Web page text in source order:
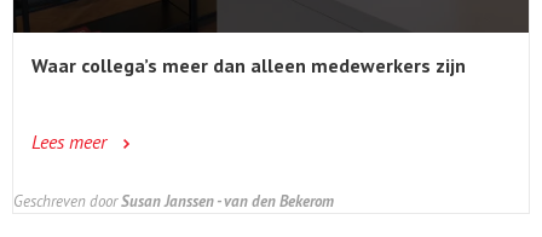
Waar collega’s meer dan alleen medewerkers zijn
Lees meer
Geschreven doorSusan Janssen - van den Bekerom